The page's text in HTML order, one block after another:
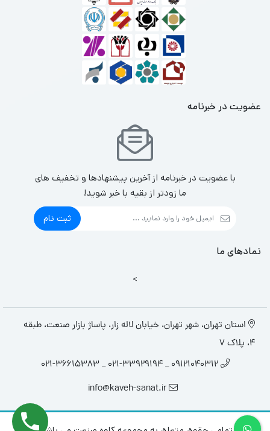
عضویت در خبرنامه
با عضویت در خبرنامه از آخرین پیشنهادها و تخفیف های
ما زودتر از بقیه با خبر شوید!
ثبت نام
نمادهای ما
>
استان تهران، شهر تهران، خیابان لاله زار، پاساژ بازار صنعت، طبقه
4، پلاک 7
09121040312 _ 021-33929194 _ 021-36615383
info@kaveh-sanat.ir